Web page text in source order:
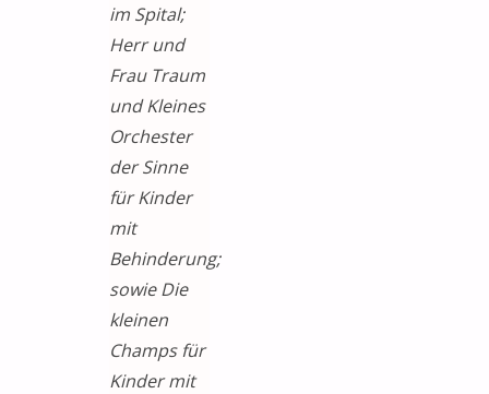
im Spital;
Herr und
Frau Traum
und Kleines
Orchester
der Sinne
für Kinder
mit
Behinderung;
sowie Die
kleinen
Champs für
Kinder mit